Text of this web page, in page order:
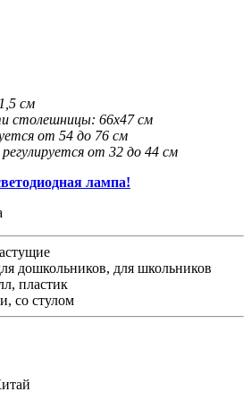
см
столешницы: 66x47 см
от 54 до 76 см
от 32 до 44 см
лампа!
дошкольников, для школьников
пластик
со стулом